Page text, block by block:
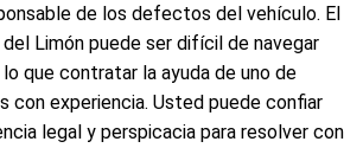
de los defectos del vehículo. El
Limón puede ser difícil de navegar
que contratar la ayuda de uno de
con experiencia. Usted puede confiar
legal y perspicacia para resolver con